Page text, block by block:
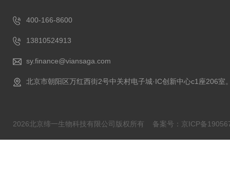
400-166-8600
13810524913
sy.finance@viansaga.com
北京市朝阳区万红西街2号中关村电子城·IC创新中心c1座206室
2026北京缔一生物科技有限公司版权所有 备案号：京ICP备